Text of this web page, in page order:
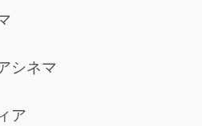
シネマ
ア